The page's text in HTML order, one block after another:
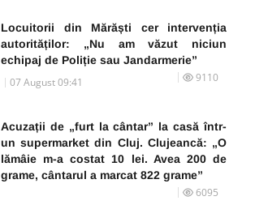
Locuitorii din Mărăști cer intervenția
autorităților: „Nu am văzut niciun
echipaj de Poliție sau Jandarmerie”
07 August 09:41 9110
Acuzații de „furt la cântar” la casă într-
un supermarket din Cluj. Clujeancă: „O
lămâie m-a costat 10 lei. Avea 200 de
grame, cântarul a marcat 822 grame”
6095